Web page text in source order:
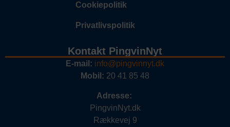
Cookiepolitik
Privatlivspolitik
Kontakt PingvinNyt
E-mail: info@pingvinnyt.dk
Mobil: 20 41 85 48
Adresse:
PingvinNyt.dk
Rækkevej 9